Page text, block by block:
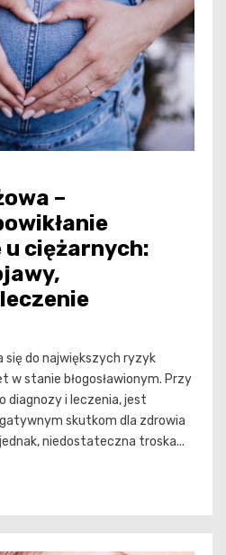
–
ciężarnych:
się do największych ryzyk
w stanie błogosławionym. Przy
diagnozy i leczenia, jest
skutkom dla zdrowia
niedostateczna troska...